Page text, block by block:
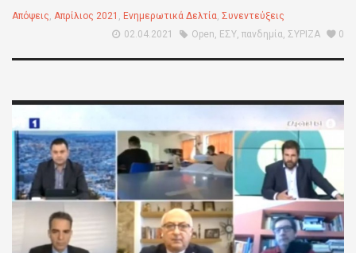
Απόψεις, Απρίλιος 2021 , Ενημερωτικά Δελτία, Συνεντεύξεις
02.04.2021
Open, ΕΣΥ, πανδημία, ΣΥΡΙΖΑ 0